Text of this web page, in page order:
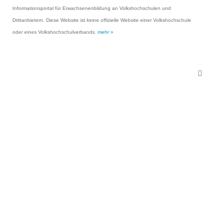
Informationsportal für Erwachsenenbildung an Volkshochschulen und
Drittanbietern. Diese Website ist keine offizielle Website einer Volkshochschule
oder eines Volkshochschulverbands. mehr »